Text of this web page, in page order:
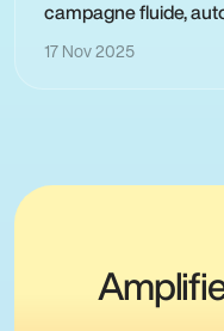
campagne fluide,
17 Nov 2025